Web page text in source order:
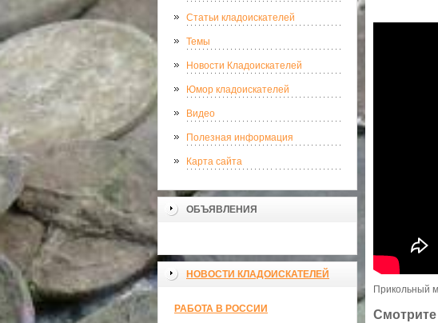
Статьи кладоискателей
Темы
Новости Кладоискателей
Юмор кладоискателей
Видео
Полезная информация
Карта сайта
ОБЪЯВЛЕНИЯ
НОВОСТИ КЛАДОИСКАТЕЛЕЙ
РАБОТА В РОССИИ
Прикольный
Смотрите